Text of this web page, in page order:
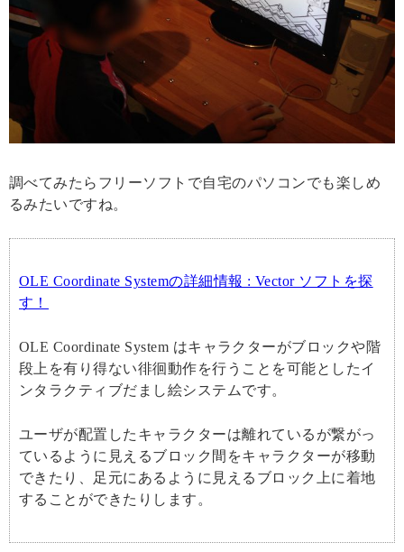
調べてみたらフリーソフトで自宅のパソコンでも楽しめ
るみたいですね。
OLE Coordinate Systemの詳細情報 : Vector ソフトを探
す！
OLE Coordinate System はキャラクターがブロックや階
段上を有り得ない徘徊動作を行うことを可能としたイ
ンタラクティブだまし絵システムです。
ユーザが配置したキャラクターは離れているが繋がっ
ているように見えるブロック間をキャラクターが移動
できたり、足元にあるように見えるブロック上に着地
することができたりします。